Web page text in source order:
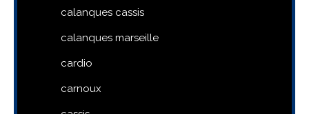
calanques cassis
calanques marseille
cardio
carnoux